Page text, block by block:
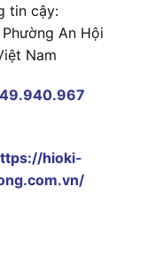
tin cậy:
An Hội
Nam
hioki-